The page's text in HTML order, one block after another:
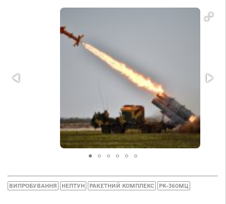
ВИПРОБУВАННЯ НЕПТУН РАКЕТНИЙ КОМПЛЕКС РК-360МЦ